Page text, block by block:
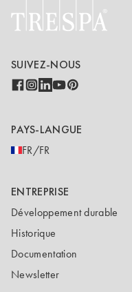
SUIVEZ-NOUS
PAYS-LANGUE
FR/FR
ENTREPRISE
Développement durable
Historique
Documentation
Newsletter